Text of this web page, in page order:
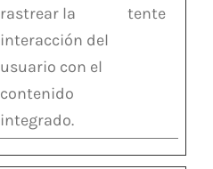
rastrear la
interacción del
usuario con el
contenido
integrado.
tente